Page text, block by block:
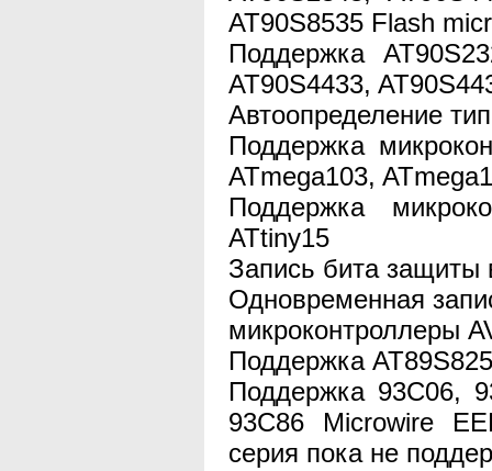
AT90S8535 Flash
Поддержка
AT90S4433,
Автоопределение
Поддержка
ATmega103,
Поддержка
ATtiny15
Запись бита защиты
Одновременная
микроконтроллеры
Поддержка
Поддержка 93C06,
93C86 Microwire
серия пока не